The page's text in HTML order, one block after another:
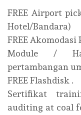
FREE Airport
Hotel/Bandara)
FREE
Module /
pertambangan
FREE Flashdisk .
Sertifikat
auditing at coal